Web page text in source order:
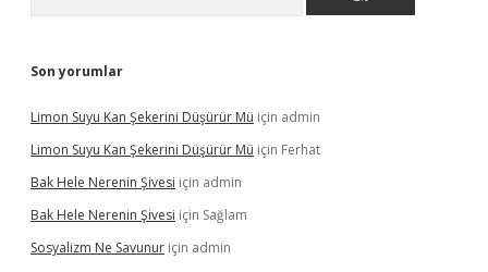
Son yorumlar
Limon Suyu Kan Şekerini Düşürür Mü için admin
Limon Suyu Kan Şekerini Düşürür Mü için Ferhat
Bak Hele Nerenin Şivesi için admin
Bak Hele Nerenin Şivesi için Sağlam
Sosyalizm Ne Savunur için admin